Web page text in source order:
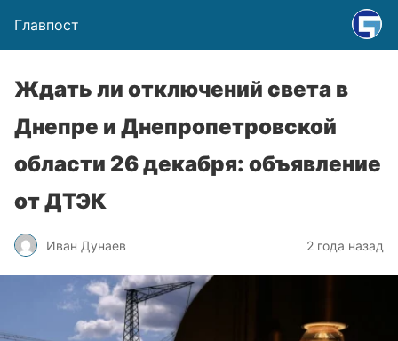
Главпост
Ждать ли отключений света в
Днепре и Днепропетровской
области 26 декабря: объявление
от ДТЭК
Иван Дунаев 2 года назад